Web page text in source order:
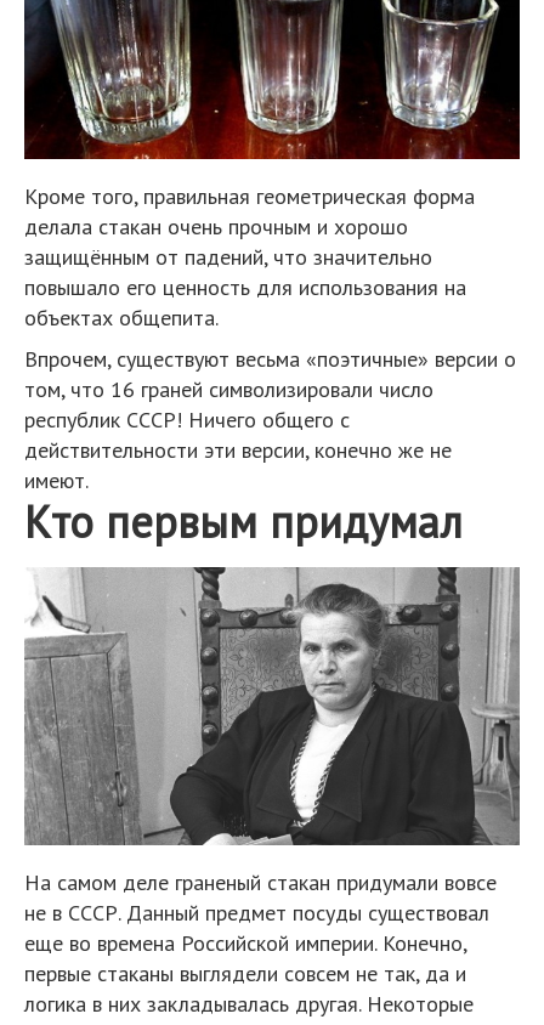
Кроме того, правильная геометрическая форма
делала стакан очень прочным и хорошо
защищённым от падений, что значительно
повышало его ценность для использования на
объектах общепита.
Впрочем, существуют весьма «поэтичные» версии о
том, что 16 граней символизировали число
республик СССР! Ничего общего с
действительности эти версии, конечно же не
имеют.
Кто первым придумал
На самом деле граненый стакан придумали вовсе
не в СССР. Данный предмет посуды существовал
еще во времена Российской империи. Конечно,
первые стаканы выглядели совсем не так, да и
логика в них закладывалась другая. Некоторые